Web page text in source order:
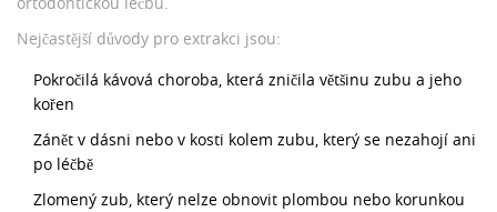
Nejčastější důvody pro extrakci jsou:
Pokročilá kávová choroba, která zničila většinu zubu a jeho
kořen
Zánět v dásni nebo v kosti kolem zubu, který se nezahojí ani
po léčbě
Zlomený zub, který nelze obnovit plombou nebo korunkou